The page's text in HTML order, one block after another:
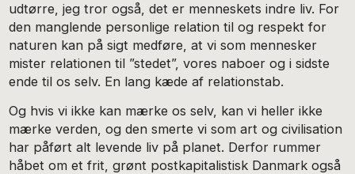
udtørre, jeg tror også, det er menneskets indre liv. For
den manglende personlige relation til og respekt for
naturen kan på sigt medføre, at vi som mennesker
mister relationen til ”stedet”, vores naboer og i sidste
ende til os selv. En lang kæde af relationstab.
Og hvis vi ikke kan mærke os selv, kan vi heller ikke
mærke verden, og den smerte vi som art og civilisation
har påført alt levende liv på planet. Derfor rummer
håbet om et frit, grønt postkapitalistisk Danmark også